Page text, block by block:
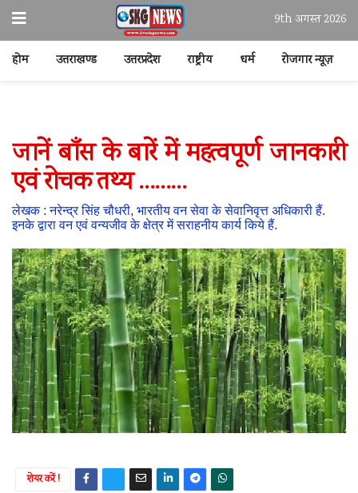
9th अगस्त 2026
होम उत्तराखण्ड उत्तरप्रदेश राष्ट्रीय धर्म रोजगार न्यूज़
जानें बाँस के बारें में महत्वपूर्ण जानकारी
एवं रोचक तथ्य ………
लेखक : नरेन्द्र सिंह चौधरी, भारतीय वन सेवा के सेवानिवृत्त अधिकारी हैं.
इनके द्वारा वन एवं वन्यजीव के क्षेत्र में सराहनीय कार्य किये हैं.
शेयर करें !